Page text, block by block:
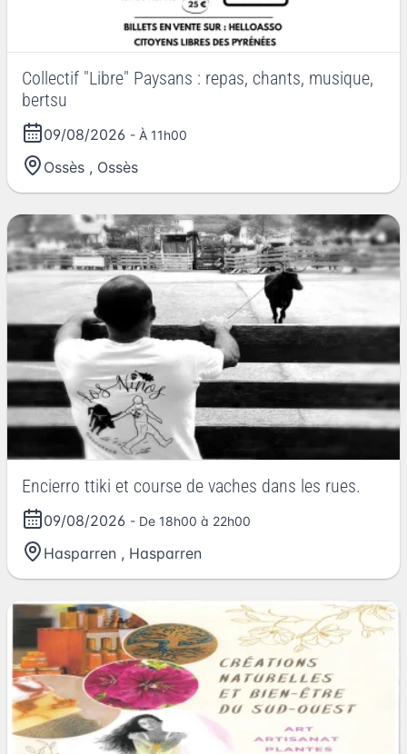
Collectif "Libre" Paysans : repas, chants, musique,
bertsu
09/08/2026 - À 11h00
Ossès , Ossès
Encierro ttiki et course de vaches dans les rues.
09/08/2026 - De 18h00 à 22h00
Hasparren , Hasparren